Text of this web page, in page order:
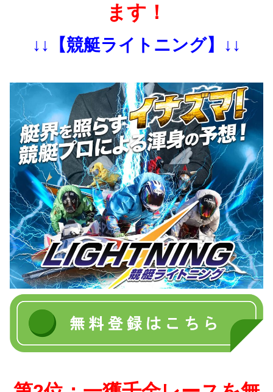
ます！
↓↓【競艇ライトニング】↓↓